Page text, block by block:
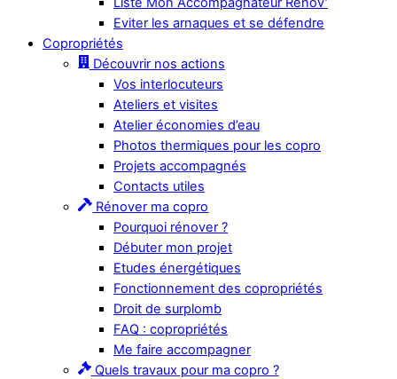
Eviter les arnaques et se défendre
Copropriétés
Découvrir nos actions
Vos interlocuteurs
Ateliers et visites
Atelier économies d’eau
Photos thermiques pour les copro
Projets accompagnés
Contacts utiles
Rénover ma copro
Pourquoi rénover ?
Débuter mon projet
Etudes énergétiques
Fonctionnement des copropriétés
Droit de surplomb
FAQ : copropriétés
Me faire accompagner
Quels travaux pour ma copro ?